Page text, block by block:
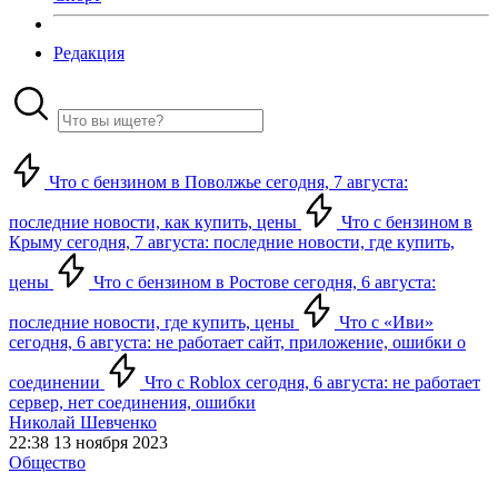
Редакция
Что с бензином в Поволжье сегодня, 7 августа:
последние новости, как купить, цены
Что с бензином в
Крыму сегодня, 7 августа: последние новости, где купить,
цены Что с бензином в Ростове сегодня, 6 августа:
последние новости, где купить, цены
Что с «Иви»
сегодня, 6 августа: не работает сайт, приложение, ошибки о
соединении
Что с Roblox сегодня, 6 августа: не работает
сервер, нет соединения, ошибки
Николай Шевченко
22:38 13 ноября 2023
Общество